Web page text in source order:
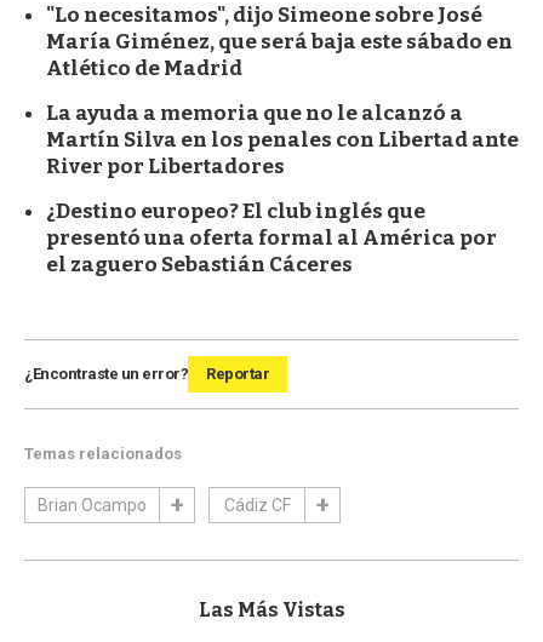
"Lo necesitamos", dijo Simeone sobre José
María Giménez, que será baja este sábado en
Atlético de Madrid
La ayuda a memoria que no le alcanzó a
Martín Silva en los penales con Libertad ante
River por Libertadores
¿Destino europeo? El club inglés que
presentó una oferta formal al América por
el zaguero Sebastián Cáceres
¿Encontraste un error? Reportar
Temas relacionados
Brian Ocampo Cádiz CF
Las Más Vistas